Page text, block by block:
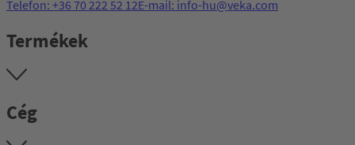
Telefon: +36 70 222 52 12E-mail: info-hu@veka.com
Termékek
Cég